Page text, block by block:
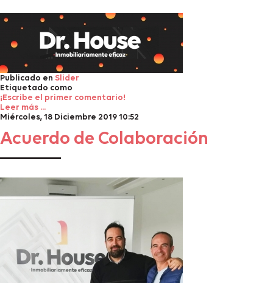
Publicado en Slider
Etiquetado como
¡Escribe el primer comentario!
Leer más ...
Miércoles, 18 Diciembre 2019 10:52
Acuerdo de Colaboración